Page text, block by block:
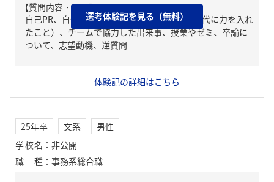
【質問内容・課題】
自己PR、自分の強み/弱み、ガクチカ（学生時代に力を入れ
たこと）、チームで協力した出来事、授業やゼミ、卒論に
ついて、志望動機、逆質問
選考体験記を見る（無料）
体験記の詳細はこちら
25年卒 文系
男性
学校名 ： 非公開
職種 ： 事務系総合職